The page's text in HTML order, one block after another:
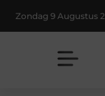
Zondag 9 Augustus